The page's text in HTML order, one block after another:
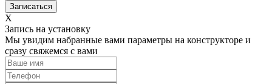
Х
Запись на установку
Мы увидим набранные вами параметры на конструкторе и
сразу свяжемся с вами